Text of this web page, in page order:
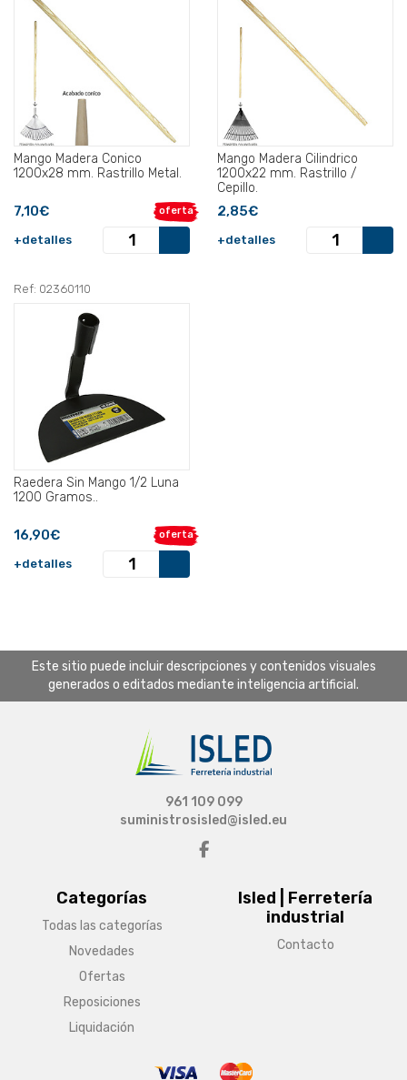
Mango Madera Conico
1200x28 mm. Rastrillo Metal.
oferta
7,10€
+detalles
Mango Madera Cilindrico
1200x22 mm. Rastrillo /
Cepillo.
2,85€
+detalles
Ref: 02360110
Raedera Sin Mango 1/2 Luna
1200 Gramos..
oferta
16,90€
+detalles
Este sitio puede incluir descripciones y contenidos visuales
generados o editados mediante inteligencia artificial.
Categorías
Todas las categorías
Novedades
Ofertas
Reposiciones
Liquidación
Isled | Ferretería
industrial
Contacto
961 109 099
suministrosisled@isled.eu